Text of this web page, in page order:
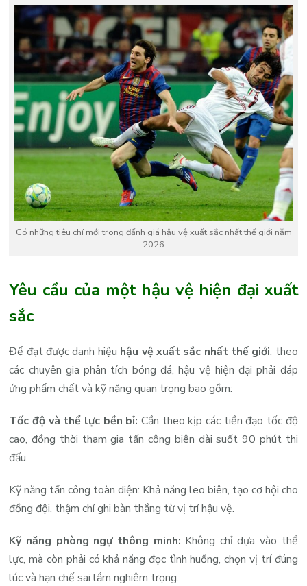
Có những tiêu chí mới trong đấnh giá hậu vệ xuất sắc nhất thế giới năm
2026
Yêu cầu của một hậu vệ hiện đại xuất
sắc
Để đạt được danh hiệu hậu vệ xuất sắc nhất thế giới, theo
các chuyên gia phân tích bóng đá, hậu vệ hiện đại phải đáp
ứng phẩm chất và kỹ năng quan trọng bao gồm:
Tốc độ và thể lực bền bỉ: Cần theo kịp các tiền đạo tốc độ
cao, đồng thời tham gia tấn công biên dài suốt 90 phút thi
đấu.
Kỹ năng tấn công toàn diện: Khả năng leo biên, tạo cơ hội cho
đồng đội, thậm chí ghi bàn thắng từ vị trí hậu vệ.
Kỹ năng phòng ngự thông minh: Không chỉ dựa vào thể
lực, mà còn phải có khả năng đọc tình huống, chọn vị trí đúng
lúc và hạn chế sai lầm nghiêm trọng.